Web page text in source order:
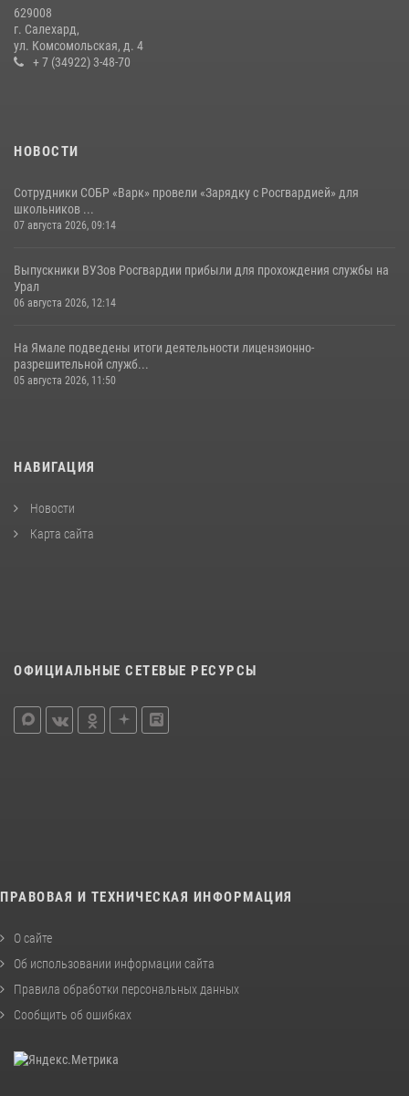
20 июля 2026, 09:03
629008
г. Салехард,
ул. Комсомольская, д. 4
+ 7 (34922) 3-48-70
НОВОСТИ
Сотрудники СОБР «Варк» провели «Зарядку с Росгвардией» для
школьников ...
07 августа 2026, 09:14
Выпускники ВУЗов Росгвардии прибыли для прохождения службы на
Урал
06 августа 2026, 12:14
На Ямале подведены итоги деятельности лицензионно-
разрешительной служб...
05 августа 2026, 11:50
НАВИГАЦИЯ
Новости
Карта сайта
ОФИЦИАЛЬНЫЕ СЕТЕВЫЕ РЕСУРСЫ
ПРАВОВАЯ И ТЕХНИЧЕСКАЯ ИНФОРМАЦИЯ
О сайте
Об использовании информации сайта
Правила обработки персональных данных
Сообщить об ошибках